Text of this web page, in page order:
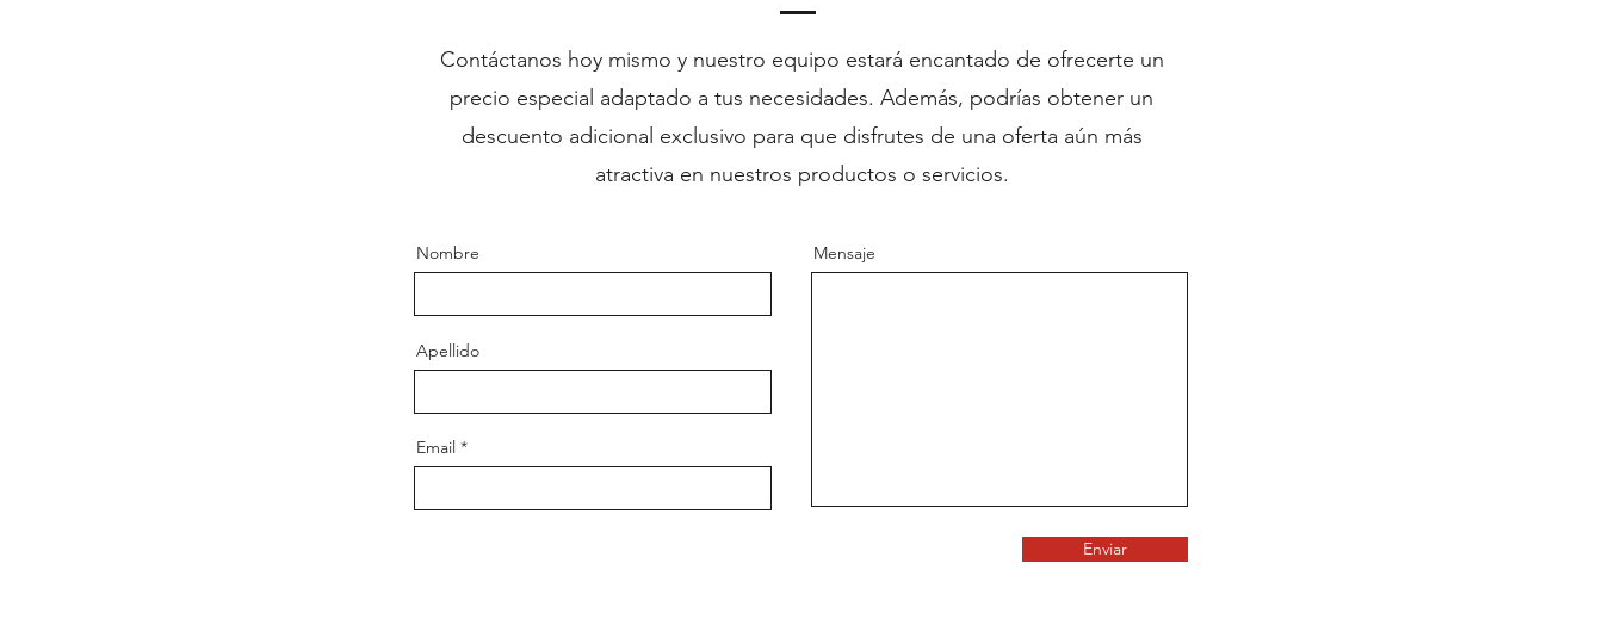
Contáctanos hoy mismo y nuestro equipo estará encantado de ofrecerte un
precio especial adaptado a tus necesidades. Además, podrías obtener un
descuento adicional exclusivo para que disfrutes de una oferta aún más
atractiva en nuestros productos o servicios.
Nombre
Apellido
Email
Mensaje
Enviar